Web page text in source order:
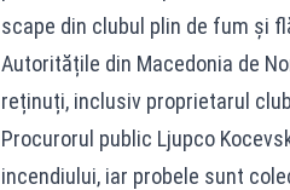
scape din clubul plin de fum și
Autoritățile din Macedonia de
reținuți, inclusiv proprietarul
Procurorul public Ljupco
incendiului, iar probele sunt